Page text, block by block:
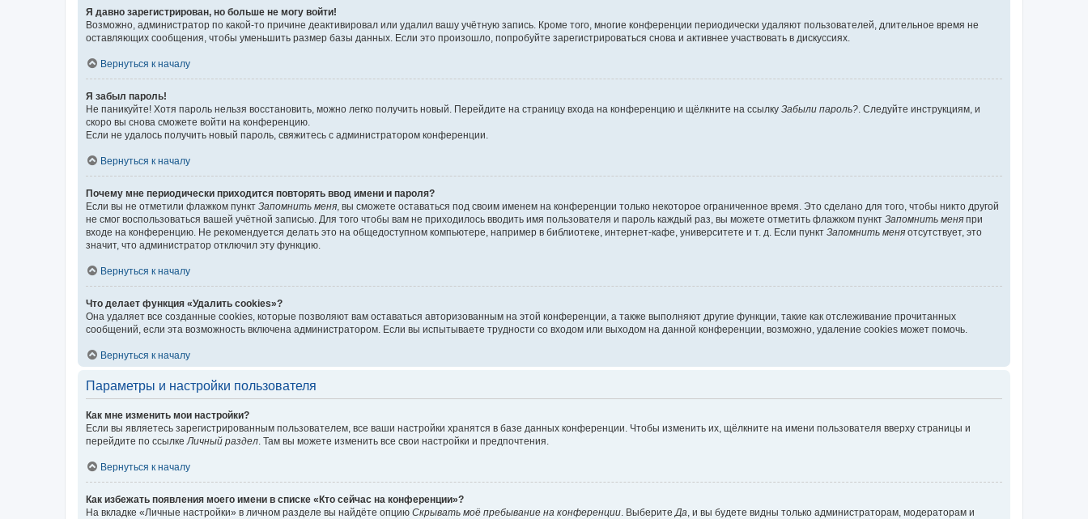
Я давно зарегистрирован, но больше не могу войти!
Возможно, администратор по какой-то причине деактивировал или удалил вашу учётную запись. Кроме того, многие конференции периодически удаляют пользователей, длительное время не
оставляющих сообщения, чтобы уменьшить размер базы данных. Если это произошло, попробуйте зарегистрироваться снова и активнее участвовать в дискуссиях.
Вернуться к началу
Я забыл пароль!
Не паникуйте! Хотя пароль нельзя восстановить, можно легко получить новый. Перейдите на страницу входа на конференцию и щёлкните на ссылку Забыли пароль?. Следуйте инструкциям, и
скоро вы снова сможете войти на конференцию.
Если не удалось получить новый пароль, свяжитесь с администратором конференции.
Вернуться к началу
Почему мне периодически приходится повторять ввод имени и пароля?
Если вы не отметили флажком пункт Запомнить меня, вы сможете оставаться под своим именем на конференции только некоторое ограниченное время. Это сделано для того, чтобы никто другой
не смог воспользоваться вашей учётной записью. Для того чтобы вам не приходилось вводить имя пользователя и пароль каждый раз, вы можете отметить флажком пункт Запомнить меня при
входе на конференцию. Не рекомендуется делать это на общедоступном компьютере, например в библиотеке, интернет-кафе, университете и т. д. Если пункт Запомнить меня отсутствует, это
значит, что администратор отключил эту функцию.
Вернуться к началу
Что делает функция «Удалить cookies»?
Она удаляет все созданные cookies, которые позволяют вам оставаться авторизованным на этой конференции, а также выполняют другие функции, такие как отслеживание прочитанных
сообщений, если эта возможность включена администратором. Если вы испытываете трудности со входом или выходом на данной конференции, возможно, удаление cookies может помочь.
Вернуться к началу
Параметры и настройки пользователя
Как мне изменить мои настройки?
Если вы являетесь зарегистрированным пользователем, все ваши настройки хранятся в базе данных конференции. Чтобы изменить их, щёлкните на имени пользователя вверху страницы и
перейдите по ссылкеЛичный раздел. Там вы можете изменить все свои настройки и предпочтения.
Вернуться к началу
Как избежать появления моего имени в списке «Кто сейчас на конференции»?
На вкладке «Личные настройки» в личном разделе вы найдёте опцию Скрывать моё пребывание на конференции. ВыберитеДа, и вы будете видны только администраторам, модераторам и